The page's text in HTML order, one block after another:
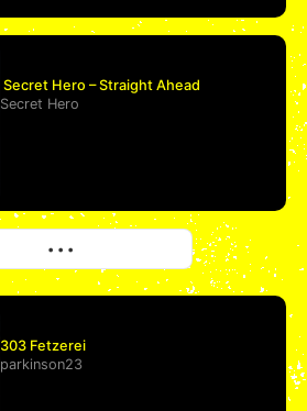
Secret Hero – Straight Ahead
Secret Hero
• • •
303 Fetzerei
parkinson23